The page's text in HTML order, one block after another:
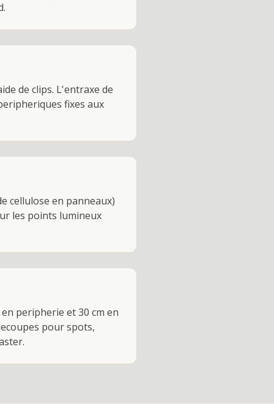
de clips. L'entraxe de
fixes aux
cellulose en panneaux)
les points lumineux
peripherie et 30 cm en
pour spots,